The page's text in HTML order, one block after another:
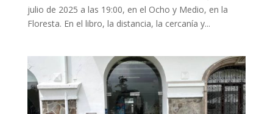
julio de 2025 a las 19:00, en el Ocho y Medio, en la
Floresta. En el libro, la distancia, la cercanía y...